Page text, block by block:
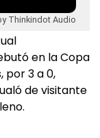
Thinkindot Audio
en la Copa
por 3 a 0,
de visitante